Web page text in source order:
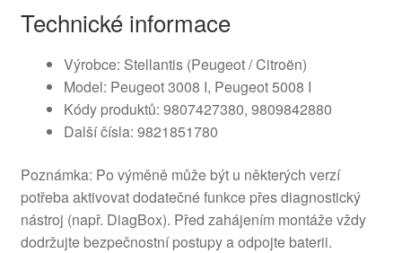
Technické informace
Výrobce: Stellantis (Peugeot / Citroën)
Model: Peugeot 3008 I, Peugeot 5008 I
Kódy produktů: 9807427380, 9809842880
Další čísla: 9821851780
Poznámka: Po výměně může být u některých verzí
potřeba aktivovat dodatečné funkce přes diagnostický
nástroj (např. DiagBox). Před zahájením montáže vždy
dodržujte bezpečnostní postupy a odpojte baterii.